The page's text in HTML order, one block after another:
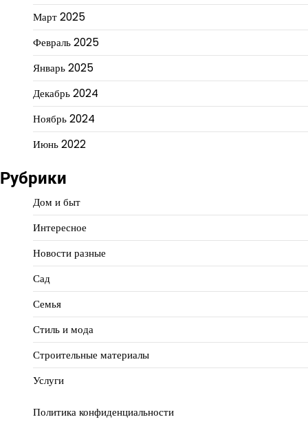
Март 2025
Февраль 2025
Январь 2025
Декабрь 2024
Ноябрь 2024
Июнь 2022
Рубрики
Дом и быт
Интересное
Новости разные
Сад
Семья
Стиль и мода
Строительные материалы
Услуги
Политика конфиденциальности